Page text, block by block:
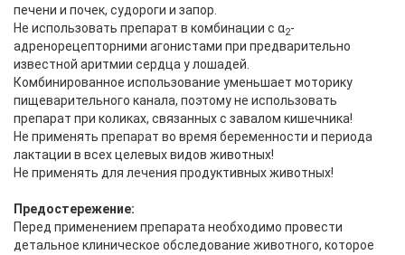
печени и почек, судороги и запор.
Не использовать препарат в комбинации с α2-
адренорецепторними агонистами при предварительно
известной аритмии сердца у лошадей.
Комбинированное использование уменьшает моторику
пищеварительного канала, поэтому не использовать
препарат при коликах, связанных с завалом кишечника!
Не применять препарат во время беременности и периода
лактации в всех целевых видов животных!
Не применять для лечения продуктивных животных!
Предостережение:
Перед применением препарата необходимо провести
детальное клиническое обследование животного, которое